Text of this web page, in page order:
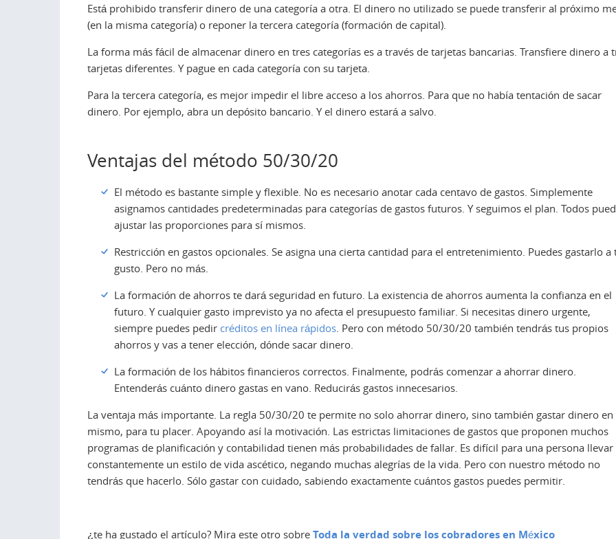
Está prohibido transferir dinero de una categoría a otra. El dinero no utilizado se puede transferir al próximo
(en la misma categoría) o reponer la tercera categoría (formación de capital).
La forma más fácil de almacenar dinero en tres categorías es a través de tarjetas bancarias. Transfiere dinero a
tarjetas diferentes. Y pague en cada categoría con su tarjeta.
Para la tercera categoría, es mejor impedir el libre acceso a los ahorros. Para que no había tentación de sacar
dinero. Por ejemplo, abra un depósito bancario. Y el dinero estará a salvo.
Ventajas del método 50/30/20
El método es bastante simple y flexible. No es necesario anotar cada centavo de gastos. Simplemente
asignamos cantidades predeterminadas para categorías de gastos futuros. Y seguimos el plan. Todos
ajustar las proporciones para sí mismos.
Restricción en gastos opcionales. Se asigna una cierta cantidad para el entretenimiento. Puedes gastarlo a
gusto. Pero no más.
La formación de ahorros te dará seguridad en futuro. La existencia de ahorros aumenta la confianza en el
futuro. Y cualquier gasto imprevisto ya no afecta el presupuesto familiar. Si necesitas dinero urgente,
siempre puedes pedir créditos en línea rápidos. Pero con método 50/30/20 también tendrás tus propios
ahorros y vas a tener elección, dónde sacar dinero.
La formación de los hábitos financieros correctos. Finalmente, podrás comenzar a ahorrar dinero.
Entenderás cuánto dinero gastas en vano. Reducirás gastos innecesarios.
La ventaja más importante. La regla 50/30/20 te permite no solo ahorrar dinero, sino también gastar dinero
mismo, para tu placer. Apoyando así la motivación. Las estrictas limitaciones de gastos que proponen muchos
programas de planificación y contabilidad tienen más probabilidades de fallar. Es difícil para una persona llevar
constantemente un estilo de vida ascético, negando muchas alegrías de la vida. Pero con nuestro método no
tendrás que hacerlo. Sólo gastar con cuidado, sabiendo exactamente cuántos gastos puedes permitir.
¿te ha gustado el artículo? Mira este otro sobre Toda la verdad sobre los cobradores en México